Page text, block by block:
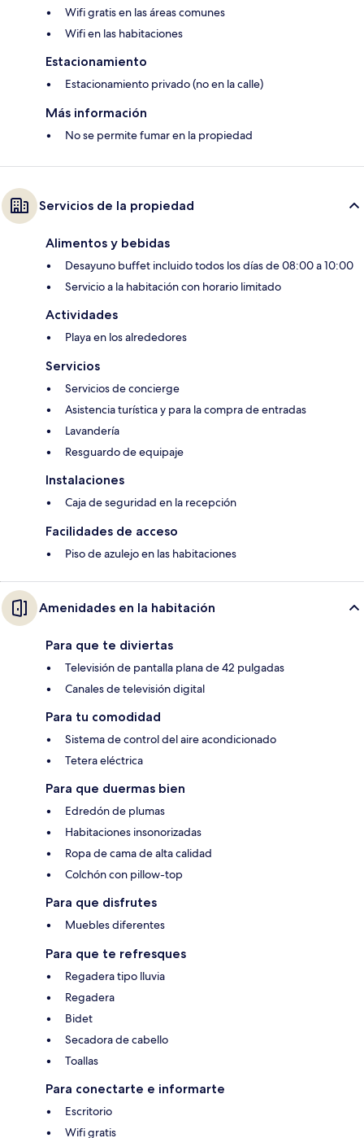
Wifi gratis en las áreas comunes
Wifi en las habitaciones
Estacionamiento
Estacionamiento privado (no en la calle)
Más información
No se permite fumar en la propiedad
Servicios de la propiedad
Alimentos y bebidas
Desayuno buffet incluido todos los días de 08:00 a 10:00
Servicio a la habitación con horario limitado
Actividades
Playa en los alrededores
Servicios
Servicios de concierge
Asistencia turística y para la compra de entradas
Lavandería
Resguardo de equipaje
Instalaciones
Caja de seguridad en la recepción
Facilidades de acceso
Piso de azulejo en las habitaciones
Amenidades en la habitación
Para que te diviertas
Televisión de pantalla plana de 42 pulgadas
Canales de televisión digital
Para tu comodidad
Sistema de control del aire acondicionado
Tetera eléctrica
Para que duermas bien
Edredón de plumas
Habitaciones insonorizadas
Ropa de cama de alta calidad
Colchón con pillow-top
Para que disfrutes
Muebles diferentes
Para que te refresques
Regadera tipo lluvia
Regadera
Bidet
Secadora de cabello
Toallas
Para conectarte e informarte
Escritorio
Wifi gratis